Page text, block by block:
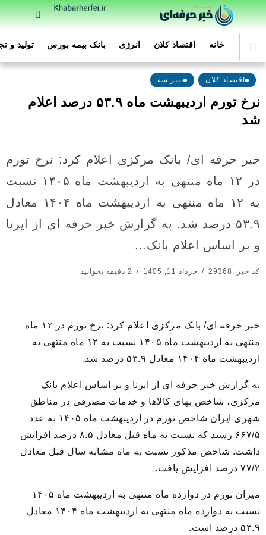
خانه اقتصاد کلان انرژی بانک بیمه بورس تولید و
اقتصاد کلان تیتر سه
نرخ تورم اردیبهشت ماه ۵۳.۹ درصد اعلام
شد
خبر حرفه ای/ بانک مرکزی اعلام کرد: نرخ تورم
در ۱۲ ماه منتهی به اردیبهشت ماه ۱۴۰۵ نسبت
به ۱۲ ماه منتهی به اردیبهشت ماه ۱۴۰۴ معادل
۵۳.۹ درصد شد. به گزارش خبر حرفه ای از ایرنا
و بر اساس اعلام بانک...
کد خبر :29368 خرداد 11, 1405
خبر حرفه ای/ بانک مرکزی اعلام کرد: نرخ تورم در ۱۲ ماه
منتهی به اردیبهشت ماه ۱۴۰۵ نسبت به ۱۲ ماه منتهی به
اردیبهشت ماه ۱۴۰۴ معادل ۵۳.۹ درصد شد.
به گزارش خبر حرفه ای از ایرنا و بر اساس اعلام بانک
مرکزی، شاخص بهای کالاها و خدمات مصرفی در مناطق
شهری ایران شاخص تورم در اردیبهشت ماه ۱۴۰۵ به عدد
۶۶۷/۵ رسید که نسبت به ماه قبل معادل ۸.۵ درصد افزایش
داشت. شاخص مذکور نسبت به ماه مشابه سال قبل معادل
۷۷/۲ درصد افزایش یافت.
میزان تورم در دوازده ماه منتهی به اردیبهشت ماه ۱۴۰۵
نسبت به دوازده ماه منتهی به اردیبهشت ماه ۱۴۰۴ معادل
۵۳.۹ درصد است.